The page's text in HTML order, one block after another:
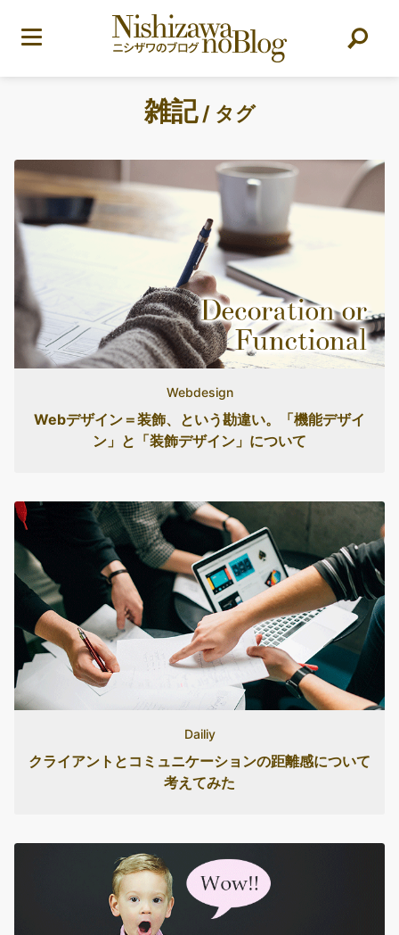
雑記/ タグ
Webdesign
Webデザイン＝装飾、という勘違い。「機能デザイ
ン」と「装飾デザイン」について
Dailiy
クライアントとコミュニケーションの距離感について
考えてみた